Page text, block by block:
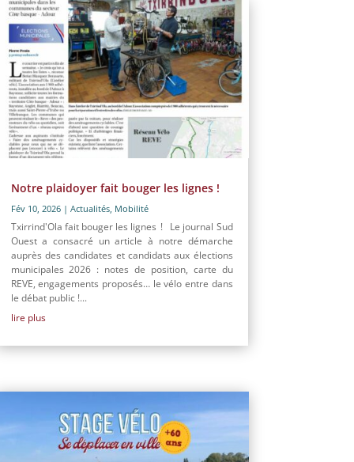
Notre plaidoyer fait bouger les lignes !
Fév 10, 2026| Actualités, Mobilité
Txirrind'Ola fait bouger les lignes ! Le journal Sud
Ouest a consacré un article à notre démarche
auprès des candidates et candidats aux élections
municipales 2026 : notes de position, carte du
REVE, engagements proposés… le vélo entre dans
le débat public !...
lire plus